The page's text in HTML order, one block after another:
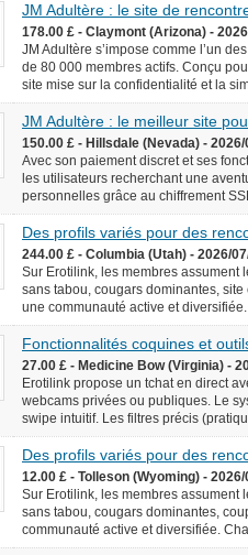
JM Adultère : le site de
178.00 £ - Claymont (Arizona) -
JM Adultère s’impose comme l’un
de 80 000 membres actifs. Conçu
site mise sur la confidentialité et la
JM Adultère : le meilleur site
150.00 £ - Hillsdale (Nevada) - 2026/
Avec son paiement discret et ses
les utilisateurs recherchant une
personnelles grâce au chiffrement
Des profils variés pour des
244.00 £ - Columbia (Utah) - 2026/
Sur Erotilink, les membres assument
sans tabou, cougars dominantes,
une communauté active et
Fonctionnalités coquines et
27.00 £ - Medicine Bow (Virginia) -
Erotilink propose un tchat en direct
webcams privées ou publiques. Le
swipe intuitif. Les filtres précis
Des profils variés pour des
12.00 £ - Tolleson (Wyoming) - 2026/
Sur Erotilink, les membres assument
sans tabou, cougars dominantes,
communauté active et diversifiée.